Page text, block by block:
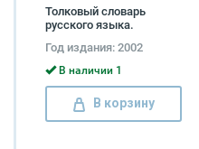
Толковый словарь
русского языка.
Год издания: 2002
В наличии 1
В корзину